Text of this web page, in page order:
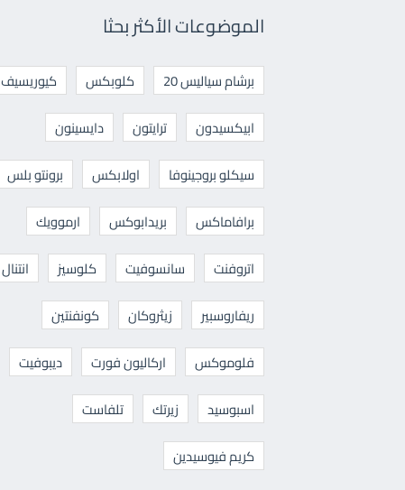
الموضوعات الأكثر بحثا
برشام سياليس 20 كلوبكس
كيوريسيف
ابيكسيدون
ترايتون
دايسينون
سيكلو بروجينوفا
اولابكس
برونتو بلس
برافاماكس
بريدابوكس
ارموويك
اتروفنت
سانسوفيت كلوسيز
انتنال
ريفاروسبير
زيثروكان
كونفنتين
فلوموكس
اركاليون فورت
ديبوفيت
اسبوسيد
زيرتك
تلفاست
كريم فيوسيدين